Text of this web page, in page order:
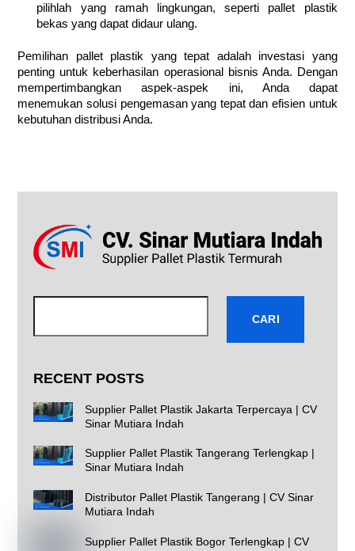
pilihlah yang ramah lingkungan, seperti pallet plastik
bekas yang dapat didaur ulang.
Pemilihan pallet plastik yang tepat adalah investasi yang
penting untuk keberhasilan operasional bisnis Anda. Dengan
mempertimbangkan aspek-aspek ini, Anda dapat
menemukan solusi pengemasan yang tepat dan efisien untuk
kebutuhan distribusi Anda.
CARI
RECENT POSTS
Supplier Pallet Plastik Jakarta Terpercaya | CV
Sinar Mutiara Indah
Supplier Pallet Plastik Tangerang Terlengkap |
Sinar Mutiara Indah
Distributor Pallet Plastik Tangerang | CV Sinar
Mutiara Indah
Supplier Pallet Plastik Bogor Terlengkap | CV